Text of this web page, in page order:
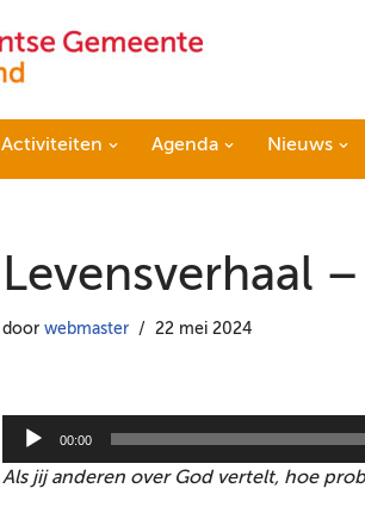
Activiteiten Agenda Nieuws
Levensverhaal
door webmaster 22 mei 2024
u
00:00
Als jij anderen over God vertelt, hoe